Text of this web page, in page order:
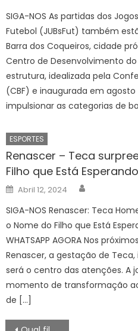
SIGA-NOS As partidas dos
Futebol (JUBsFut) também
Barra dos Coqueiros, cidade
Centro de Desenvolvimento do
estrutura, idealizada pela
(CBF) e inaugurada em
impulsionar as categorias de
ESPORTES
Renascer – Teca
Filho que Está Esperando
Posted
on
Abril 12, 2024
SIGA-NOS Renascer: Teca
o Nome do Filho que Está
WHATSAPP AGORA Nos
Renascer, a gestação de
será o centro das atenções. A
momento de transformação
de […]